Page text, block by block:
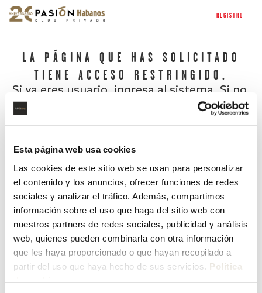
Esta página web usa cookies
Las cookies de este sitio web se usan para personalizar
el contenido y los anuncios, ofrecer funciones de redes
sociales y analizar el tráfico. Además, compartimos
información sobre el uso que haga del sitio web con
nuestros partners de redes sociales, publicidad y análisis
web, quienes pueden combinarla con otra información
que les haya proporcionado o que hayan recopilado a
partir del uso que haya hecho de sus servicios. Política
REGISTRO
LA PÁGINA QUE HAS SOLICITADO
TIENE ACCESO RESTRINGIDO.
Si ya eres usuario, ingresa al sistema. Si no,
¿Has olvidado tu contraseña?